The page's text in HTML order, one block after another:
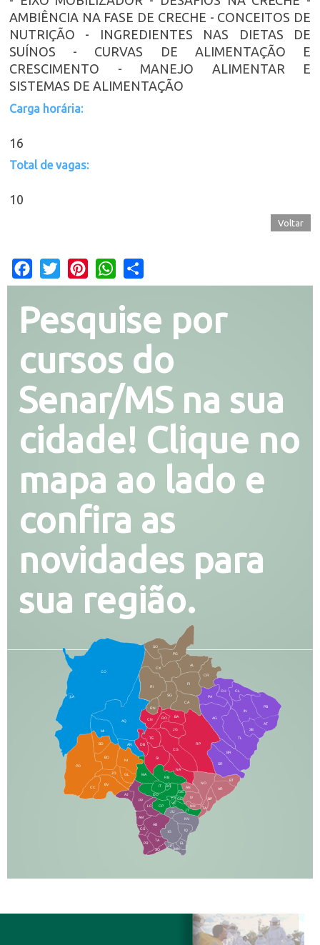
AMBIÊNCIA NA FASE DE CRECHE - CONCEITOS DE
NUTRIÇÃO - INGREDIENTES NAS DIETAS DE
SUÍNOS - CURVAS DE ALIMENTAÇÃO E
CRESCIMENTO - MANEJO ALIMENTAR E
SISTEMAS DE ALIMENTAÇÃO
Carga horária:
16
Total de vagas:
10
Voltar
Facebook
Twitter PinterestWhatsApp
Pesquise por
cursos do
Senar/MS na sua
cidade! Clique no
mapa ao lado e
confira as
novidades para
sua região.
CO
AQ
MI
AN
CX
RI
AL
CR
FI
SG
BA
CA
PA
CH CL
PB
SE
TL
AG
BR
SR
BT
AR
RP
RO
JG
CG
SI
NA
TA
NH
JT
RB
MA
IT
DR
DO
CP
JU
NV
IQ
EL
BD
BO
NI
JD
PO
BV
CC
PP
AJ
LC
AM
AB
JP
DB
TE
CS
PR
TA
SQ
IG
MN
IN
NO
BP
RN
CN
GL
AN
IV
FS
VC
GD
DE
AT
PG
SO
LA